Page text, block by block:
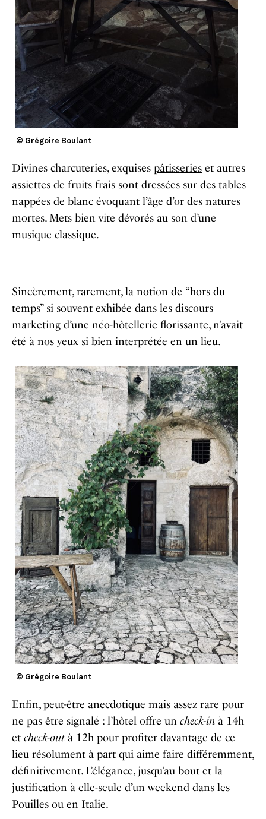
© Grégoire Boulant
Divines charcuteries, exquises pâtisseries et autres
assiettes de fruits frais sont dressées sur des tables
nappées de blanc évoquant l’âge d’or des natures
mortes. Mets bien vite dévorés au son d’une
musique classique.
Sincèrement, rarement, la notion de “hors du
temps” si souvent exhibée dans les discours
marketing d’une néo-hôtellerie florissante, n’avait
été à nos yeux si bien interprétée en un lieu.
© Grégoire Boulant
Enfin, peut-être anecdotique mais assez rare pour
ne pas être signalé : l’hôtel offre un check-in à 14h
et check-out à 12h pour profiter davantage de ce
lieu résolument à part qui aime faire différemment,
définitivement. L’élégance, jusqu’au bout et la
justification à elle-seule d’un weekend dans les
Pouilles ou en Italie.